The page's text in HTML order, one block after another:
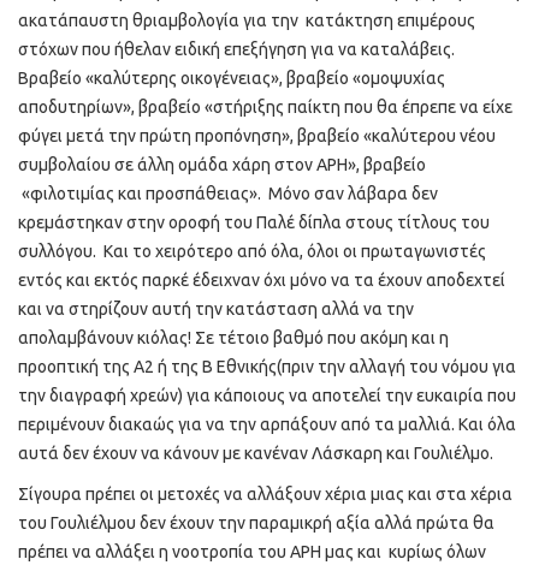
ακατάπαυστη θριαμβολογία για την κατάκτηση επιμέρους
στόχων που ήθελαν ειδική επεξήγηση για να καταλάβεις.
Βραβείο «καλύτερης οικογένειας», βραβείο «ομοψυχίας
αποδυτηρίων», βραβείο «στήριξης παίκτη που θα έπρεπε να είχε
φύγει μετά την πρώτη προπόνηση», βραβείο «καλύτερου νέου
συμβολαίου σε άλλη ομάδα χάρη στον ΑΡΗ», βραβείο
«φιλοτιμίας και προσπάθειας». Μόνο σαν λάβαρα δεν
κρεμάστηκαν στην οροφή του Παλέ δίπλα στους τίτλους του
συλλόγου. Και το χειρότερο από όλα, όλοι οι πρωταγωνιστές
εντός και εκτός παρκέ έδειχναν όχι μόνο να τα έχουν αποδεχτεί
και να στηρίζουν αυτή την κατάσταση αλλά να την
απολαμβάνουν κιόλας! Σε τέτοιο βαθμό που ακόμη και η
προοπτική της Α2 ή της Β Εθνικής(πριν την αλλαγή του νόμου για
την διαγραφή χρεών) για κάποιους να αποτελεί την ευκαιρία που
περιμένουν διακαώς για να την αρπάξουν από τα μαλλιά. Και όλα
αυτά δεν έχουν να κάνουν με κανέναν Λάσκαρη και Γουλιέλμο.
Σίγουρα πρέπει οι μετοχές να αλλάξουν χέρια μιας και στα χέρια
του Γουλιέλμου δεν έχουν την παραμικρή αξία αλλά πρώτα θα
πρέπει να αλλάξει η νοοτροπία του ΑΡΗ μας και κυρίως όλων